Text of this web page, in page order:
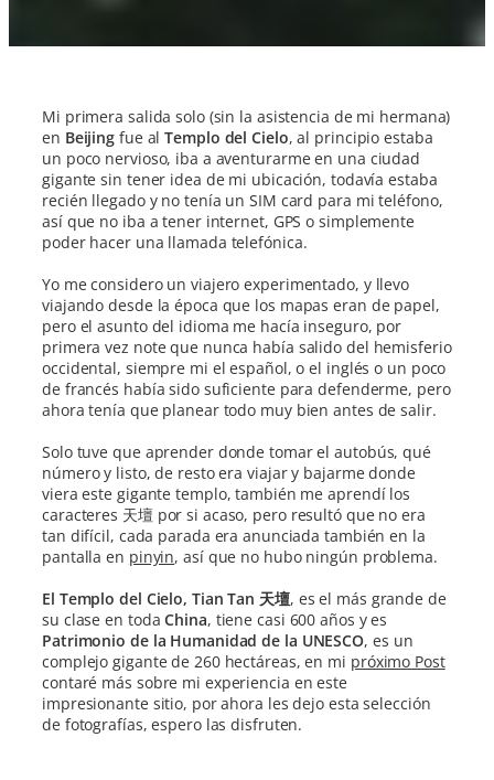
Mi primera salida solo (sin la asistencia de mi hermana)
en Beijing fue alTemplo del Cielo, al principio estaba
un poco nervioso, iba a aventurarme en una ciudad
gigante sin tener idea de mi ubicación, todavía estaba
recién llegado y no tenía un SIM card para mi teléfono,
así que no iba a tener internet, GPS o simplemente
poder hacer una llamada telefónica.
Yo me considero un viajero experimentado, y llevo
viajando desde la época que los mapas eran de papel,
pero el asunto del idioma me hacía inseguro, por
primera vez note que nunca había salido del hemisferio
occidental, siempre mi el español, o el inglés o un poco
de francés había sido suficiente para defenderme, pero
ahora tenía que planear todo muy bien antes de salir.
Solo tuve que aprender donde tomar el autobús, qué
número y listo, de resto era viajar y bajarme donde
viera este gigante templo, también me aprendí los
caracteres 天壇 por si acaso, pero resultó que no era
tan difícil, cada parada era anunciada también en la
pantalla en pinyin, así que no hubo ningún problema.
El Templo del Cielo, Tian Tan 天壇, es el más grande de
su clase en todaChina, tiene casi 600 años y es
Patrimonio de la Humanidad de la UNESCO, es un
complejo gigante de 260 hectáreas, en mi próximo Post
contaré más sobre mi experiencia en este
impresionante sitio, por ahora les dejo esta selección
de fotografías, espero las disfruten.